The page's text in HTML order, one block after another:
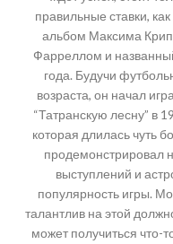
правильные ставки,
альбом Максима
Фарреллом и
года. Будучи
возраста, он начал
“Татранскую лесну” в
которая длилась чуть
продемонстрировал
выступлений и
популярность игры.
талантлив на этой
может получиться